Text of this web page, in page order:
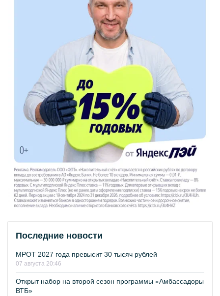
Последние новости
МРОТ 2027 года превысит 30 тысяч рублей
07 августа 20:46
Открыт набор на второй сезон программы «Амбассадоры
ВТБ»